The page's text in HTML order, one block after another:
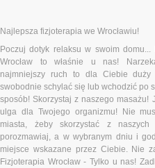
Najlepsza fizjoterapia we Wrocławiu!
Poczuj dotyk relaksu w swoim domu...
Wrocław to właśnie u nas!
najmniejszy ruch to dla Ciebie duży
swobodnie schylać się lub wchodzić po
sposób! Skorzystaj z naszego masażu!
ulga dla Twojego organizmu! Nie
miasta, żeby skorzystać z
porozmawiaj, a w wybranym dniu i
miejsce wskazane przez Ciebie. Nie
Fizjoterapia Wrocław - Tylko u nas!